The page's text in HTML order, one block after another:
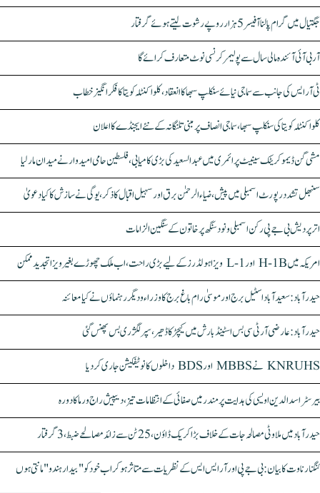
جگتیال میں گرام پالنا آفیسر 5 ہزار روپے رشوت لیتے ہوئے گرفتار
آر بی آئی آئندہ مالی سال سے پولیمر کرنسی نوٹ متعارف کرائے گا
ٹی آر ایس کی جانب سے سماجی نیائے سنکلپ سبھا کا انعقاد، کلواکنٹلہ کویتا کا فکر انگیز خطاب
کلواکنٹلہ کویتا کی سنکلپ سبھا، سماجی انصاف پر مبنی تلنگانہ کے نئے ایجنڈے کا اعلان
مشی گن ڈیموکریٹک سینیٹ پرائمری میں عبدالسعید کی بڑی کامیابی، فلسطین حامی امیدوار نے میدان مار لیا
سنبھل تشدد رپورٹ اسمبلی میں پیش، ضیاء الرحمٰن برق اور سہیل اقبال کا ذکر، یوگی نے سازش کا کیا دعویٰ
اتر پردیش بی جے پی رکن اسمبلی ونود سنگھ پر خاتون کے سنگین الزامات
امریکہ میں H-1B اور L-1 ویزا ہولڈرز کے لیے بڑی راحت، اب ملک چھوڑے بغیر ویزا تجدید ممکن
حیدرآباد: سعیدآباد اسٹیل برج اور موسیٰ رام باغ برج کا وزراء و دیگر رہنماؤں نے کیا معائنہ
حیدرآباد: عارضی آر ٹی سی بس اسٹینڈ بارش میں کیچڑ کا ڈھیر، سپر لگژری بس پھنس گئی
KNRUHS نے MBBS اور BDS داخلوں کا نوٹیفکیشن جاری کر دیا
بیرسٹر اسدالدین اویسی کی ہدایت پر مندر میں صفائی کے انتظامات تیز، دیپیش راج ورما کا دورہ
حیدرآباد میں ملاوٹی مصالحہ جات کے خلاف بڑا کریک ڈاؤن، 25 ٹن سے زائد مصالحے ضبط، 3 گرفتار
کنگنا رناوت کا بیان: بی جے پی اور آر ایس ایس کے نظریات سے متاثر ہو کر اب خود کو "بیدار ہندو" مانتی ہوں